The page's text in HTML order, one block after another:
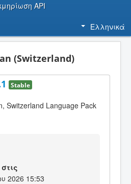
API
Ελληνικά
(Switzerland)
Stable
Switzerland Language Pack
2026 15:53